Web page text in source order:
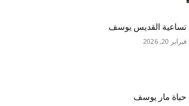
تساعية القديس يوسف
فبراير 20, 2026
حياة مار يوسف